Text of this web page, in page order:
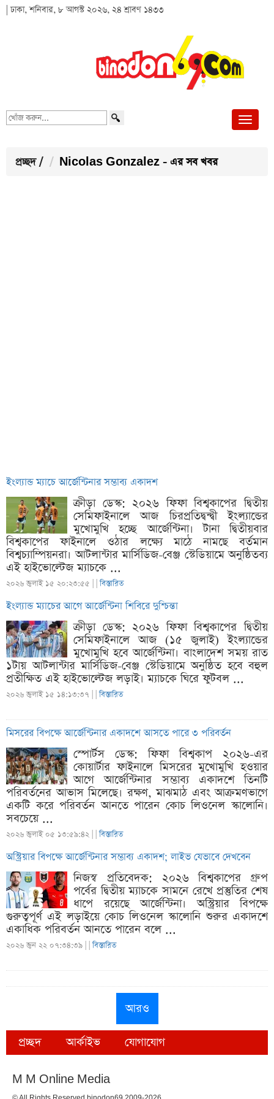
| ঢাকা, শনিবার, ৮ আগস্ট ২০২৬, ২৪ শ্রাবণ ১৪৩৩
খোঁজ
প্রচ্ছদ / Nicolas Gonzalez - এর সব খবর
ইংল্যান্ড ম্যাচে আর্জেন্টিনার সম্ভাব্য একাদশ
ক্রীড়া ডেস্ক: ২০২৬ ফিফা বিশ্বকাপের দ্বিতীয়
সেমিফাইনালে আজ চিরপ্রতিদ্বন্দ্বী ইংল্যান্ডের
মুখোমুখি হচ্ছে আর্জেন্টিনা। টানা দ্বিতীয়বার
বিশ্বকাপের ফাইনালে ওঠার লক্ষ্যে মাঠে নামছে বর্তমান
বিশ্বচ্যাম্পিয়নরা। আটলান্টার মার্সিডিজ-বেঞ্জ স্টেডিয়ামে অনুষ্ঠিতব্য
এই হাইভোল্টেজ ম্যাচকে ...
২০২৬ জুলাই ১৫ ২০:২৩:৫৫ | |বিস্তারিত
ইংল্যান্ড ম্যাচের আগে আর্জেন্টিনা শিবিরে দুশ্চিন্তা
ক্রীড়া ডেস্ক: ২০২৬ ফিফা বিশ্বকাপের দ্বিতীয়
সেমিফাইনালে আজ (১৫ জুলাই) ইংল্যান্ডের
মুখোমুখি হবে আর্জেন্টিনা। বাংলাদেশ সময় রাত
১টায় আটলান্টার মার্সিডিজ-বেঞ্জ স্টেডিয়ামে অনুষ্ঠিত হবে বহুল
প্রতীক্ষিত এই হাইভোল্টেজ লড়াই। ম্যাচকে ঘিরে ফুটবল ...
২০২৬ জুলাই ১৫ ১৪:১৩:৩৭ | |বিস্তারিত
মিসরের বিপক্ষে আর্জেন্টিনার একাদশে আসতে পারে ৩ পরিবর্তন
স্পোর্টস ডেস্ক: ফিফা বিশ্বকাপ ২০২৬-এর
কোয়ার্টার ফাইনালে মিসরের মুখোমুখি হওয়ার
আগে আর্জেন্টিনার সম্ভাব্য একাদশে তিনটি
পরিবর্তনের আভাস মিলেছে। রক্ষণ, মাঝমাঠ এবং আক্রমণভাগে
একটি করে পরিবর্তন আনতে পারেন কোচ লিওনেল স্কালোনি।
সবচেয়ে ...
২০২৬ জুলাই ০৫ ১৩:৫৯:৪২ | |বিস্তারিত
অস্ট্রিয়ার বিপক্ষে আর্জেন্টিনার সম্ভাব্য একাদশ; লাইভ যেভাবে দেখবেন
নিজস্ব প্রতিবেদক: ২০২৬ বিশ্বকাপের গ্রুপ
পর্বের দ্বিতীয় ম্যাচকে সামনে রেখে প্রস্তুতির শেষ
ধাপে রয়েছে আর্জেন্টিনা। অস্ট্রিয়ার বিপক্ষে
গুরুত্বপূর্ণ এই লড়াইয়ে কোচ লিওনেল স্কালোনি শুরুর একাদশে
একাধিক পরিবর্তন আনতে পারেন বলে ...
২০২৬ জুন ২২ ০৭:৩৪:৩৯ | |বিস্তারিত
আরও
প্রচ্ছদ আর্কাইভ যোগাযোগ
M M Online Media